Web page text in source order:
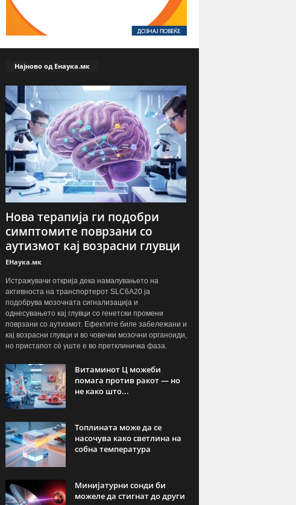
Најново од Енаука.мк
Нова терапија ги подобри
симптомите поврзани со
аутизмот кај возрасни глувци
ЕНаука.мк
Истражувачи открија дека намалувањето на
активноста на транспортерот SLC6A20 ја
подобрува мозочната сигнализација и
однесувањето кај глувци со генетски промени
поврзани со аутизмот. Ефектите биле забележани и
кај возрасни глувци и во човечки мозочни органоиди,
но пристапот сè уште е во претклиничка фаза.
Витаминот Ц можеби
помага против ракот — но
не како што...
Топлината може да се
насочува како светлина на
собна температура
Минијатурни сонди би
можеле да стигнат до други